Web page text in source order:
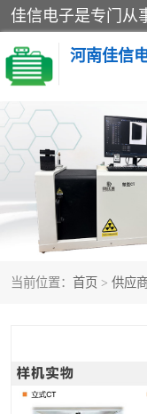
河南佳信
当前位置： 首页 > 供应
宠物X光机DR
电力探伤仪耐张
仪
工业CT
C型臂